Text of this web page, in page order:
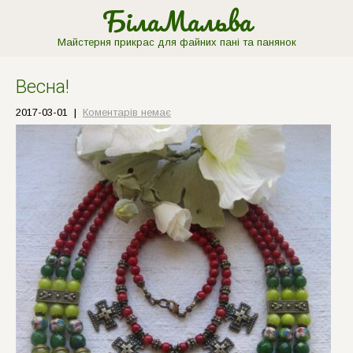
БілаМальва
Майстерня прикрас для файних пані та панянок
Весна!
2017-03-01 | Коментарів немає